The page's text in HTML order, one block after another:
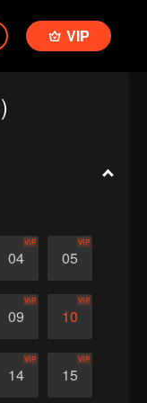
VIP
04
VIP
05
VIP
09
VIP
10
VIP
14
VIP
15
VIP